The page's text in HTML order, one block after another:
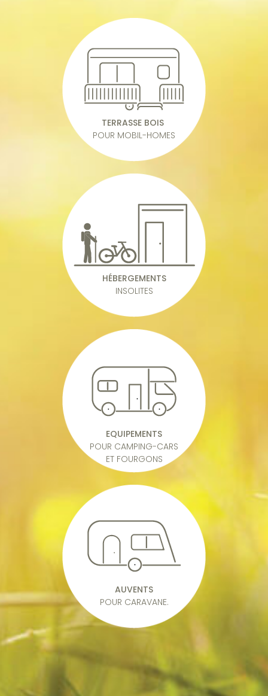
TERRASSE BOIS
POUR MOBIL-HOMES
HÉBERGEMENTS
INSOLITES
EQUIPEMENTS
POUR CAMPING-CARS
ET FOURGONS
AUVENTS
POUR CARAVANE.